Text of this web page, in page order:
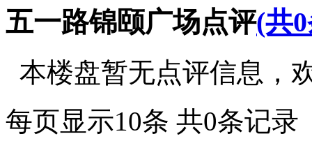
五一路锦颐广场点评(共
本楼盘暂无点评信息，
每页显示10条 共0条记录